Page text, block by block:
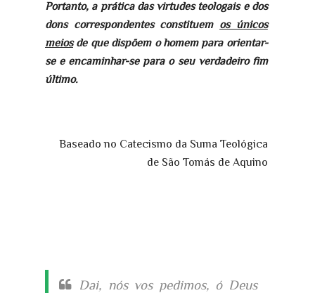
Portanto, a prática das virtudes teologais e dos
dons correspondentes constituem os únicos
meiosde que dispõem o homem para orientar-
se e encaminhar-se para o seu verdadeiro fim
último.
Baseado no Catecismo da Suma Teológica
de São Tomás de Aquino
Dai, nós vos pedimos, ó Deus